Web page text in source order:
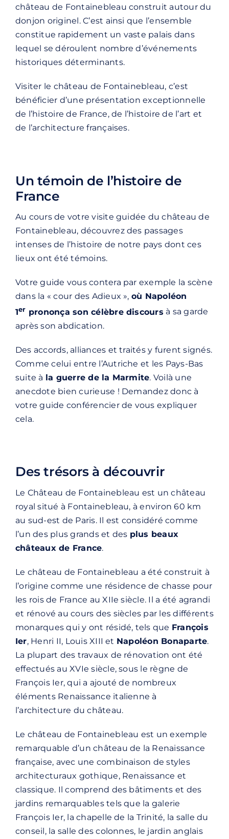
château de Fontainebleau construit autour du
donjon originel. C’est ainsi que l’ensemble
constitue rapidement un vaste palais dans
lequel se déroulent nombre d’événements
historiques déterminants.
Visiter le château de Fontainebleau, c’est
bénéficier d’une présentation exceptionnelle
de l’histoire de France, de l’histoire de l’art et
de l’architecture françaises.
Un témoin de l’histoire de
France
Au cours de votre visite guidée du château de
Fontainebleau, découvrez des passages
intenses de l’histoire de notre pays dont ces
lieux ont été témoins.
Votre guide vous contera par exemple la scène
dans la « cour des Adieux », où Napoléon
1er prononça son célèbre discours à sa garde
après son abdication.
Des accords, alliances et traités y furent signés.
Comme celui entre l’Autriche et les Pays-Bas
suite à la guerre de la Marmite. Voilà une
anecdote bien curieuse ! Demandez donc à
votre guide conférencier de vous expliquer
cela.
Des trésors à découvrir
Le Château de Fontainebleau est un château
royal situé à Fontainebleau, à environ 60 km
au sud-est de Paris. Il est considéré comme
l’un des plus grands et des plus beaux
châteaux de France.
Le château de Fontainebleau a été construit à
l’origine comme une résidence de chasse pour
les rois de France au XIIe siècle. Il a été agrandi
et rénové au cours des siècles par les différents
monarques qui y ont résidé, tels que François
Ier, Henri II, Louis XIII et Napoléon Bonaparte.
La plupart des travaux de rénovation ont été
effectués au XVIe siècle, sous le règne de
François Ier, qui a ajouté de nombreux
éléments Renaissance italienne à
l’architecture du château.
Le château de Fontainebleau est un exemple
remarquable d’un château de la Renaissance
française, avec une combinaison de styles
architecturaux gothique, Renaissance et
classique. Il comprend des bâtiments et des
jardins remarquables tels que la galerie
François Ier, la chapelle de la Trinité, la salle du
conseil, la salle des colonnes, le jardin anglais